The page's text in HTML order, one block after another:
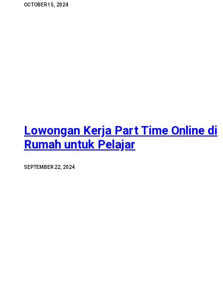
OCTOBER 15, 2024
Lowongan Kerja Part Time Online di
Rumah untuk Pelajar
SEPTEMBER 22, 2024